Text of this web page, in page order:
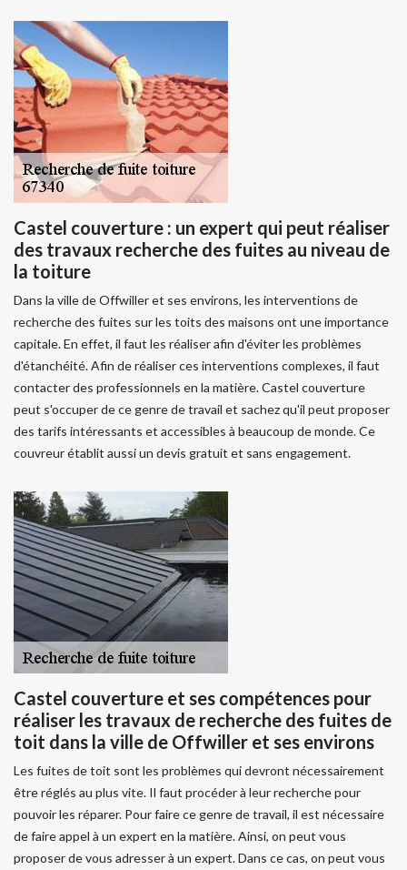
Castel couverture : un expert qui peut réaliser
des travaux recherche des fuites au niveau de
la toiture
Dans la ville de Offwiller et ses environs, les interventions de
recherche des fuites sur les toits des maisons ont une importance
capitale. En effet, il faut les réaliser afin d'éviter les problèmes
d'étanchéité. Afin de réaliser ces interventions complexes, il faut
contacter des professionnels en la matière. Castel couverture
peut s'occuper de ce genre de travail et sachez qu'il peut proposer
des tarifs intéressants et accessibles à beaucoup de monde. Ce
couvreur établit aussi un devis gratuit et sans engagement.
Castel couverture et ses compétences pour
réaliser les travaux de recherche des fuites de
toit dans la ville de Offwiller et ses environs
Les fuites de toit sont les problèmes qui devront nécessairement
être réglés au plus vite. Il faut procéder à leur recherche pour
pouvoir les réparer. Pour faire ce genre de travail, il est nécessaire
de faire appel à un expert en la matière. Ainsi, on peut vous
proposer de vous adresser à un expert. Dans ce cas, on peut vous